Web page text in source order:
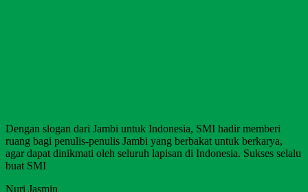
Dengan slogan dari Jambi untuk Indonesia, SMI hadir memberi
ruang bagi penulis-penulis Jambi yang berbakat untuk berkarya,
agar dapat dinikmati oleh seluruh lapisan di Indonesia. Sukses selalu
buat SMI
Nuri Jasmin